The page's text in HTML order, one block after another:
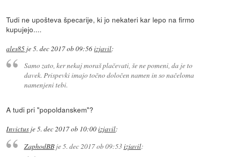
Tudi ne upošteva špecarije, ki jo nekateri kar lepo na firmo
kupujejo....
ales85 je5. dec 2017 ob 09:56izjavil:
Samo zato, ker nekaj moraš plačevati, še ne pomeni, da je to
davek. Prispevki imajo točno določen namen in so načeloma
namenjeni tebi.
A tudi pri "popoldanskem"?
Invictus je5. dec 2017 ob 10:00izjavil:
ZaphodBBje5. dec 2017 ob 09:53izjavil: